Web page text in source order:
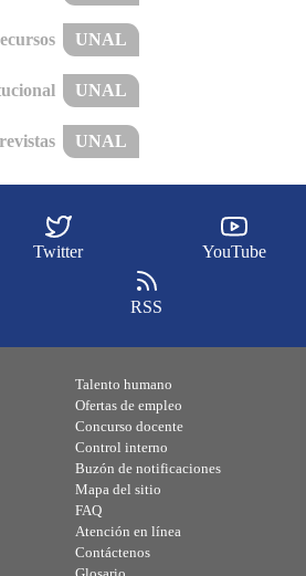
UNAL
UNAL
UNAL
Twitter YouTube
RSS
Talento humano
Ofertas de empleo
Concurso docente
Control interno
Buzón de notificaciones
Mapa del sitio
FAQ
Atención en línea
Contáctenos